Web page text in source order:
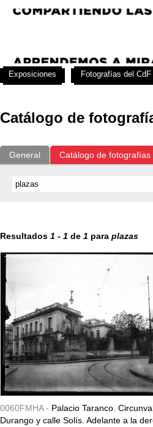
Catálogo de
General Catálogo de fotografías
Resultados 1 - 1 de 1 para plazas
0060FMHA - Palacio Taranco.
Durango y calle Solís. Adelante a la
Exposiciones Fotografías del CdF